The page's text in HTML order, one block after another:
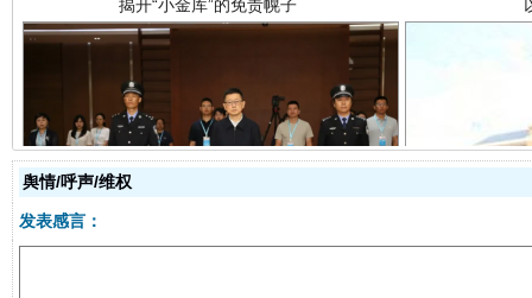
受贿1.44亿！段成刚被判无期 从幼
舆情/呼声/维权
发表感言：